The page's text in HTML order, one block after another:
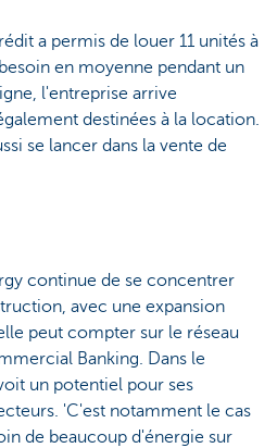
a permis de louer 11 unités à
en moyenne pendant un
l'entreprise arrive
destinées à la location.
se lancer dans la vente de
continue de se concentrer
avec une expansion
peut compter sur le réseau
Banking. Dans le
un potentiel pour ses
'C'est notamment le cas
de beaucoup d'énergie sur